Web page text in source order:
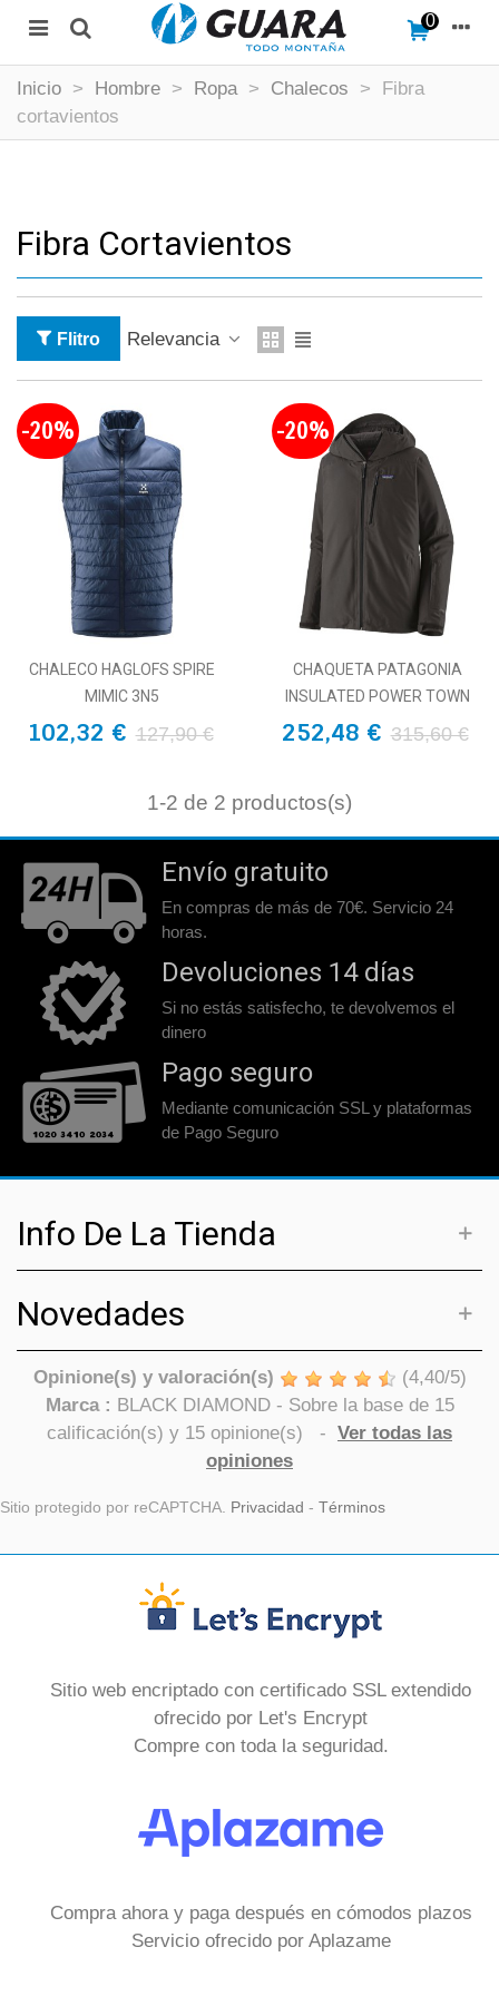
0
Inicio > Hombre > Ropa > Chalecos >
Fibra
cortavientos
Fibra Cortavientos
Flitro Relevancia
-20%
CHALECO HAGLOFS SPIRE
MIMIC 3N5
102,32 € 127,90 €
-20%
CHAQUETA PATAGONIA
INSULATED POWER TOWN
252,48 € 315,60 €
1-2 de 2 productos(s)
Envío gratuito
En compras de más de 70€. Servicio 24
horas.
Devoluciones 14 días
Si no estás satisfecho, te devolvemos el
dinero
Pago seguro
Mediante comunicación SSL y plataformas
de Pago Seguro
Info De La Tienda
Novedades
Opinione(s) y valoración(s) (4,40/5)
Marca : BLACK DIAMOND- Sobre la base de 15
calificación(s) y 15 opinione(s) - Ver todas las
opiniones
Sitio protegido por reCAPTCHA. Privacidad - Términos
Sitio web encriptado con certificado SSL extendido
ofrecido por Let's Encrypt
Compre con toda la seguridad.
Compra ahora y paga después en cómodos plazos
Servicio ofrecido por Aplazame